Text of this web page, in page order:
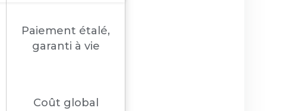
Paiement étalé,
garanti à vie
Coût global